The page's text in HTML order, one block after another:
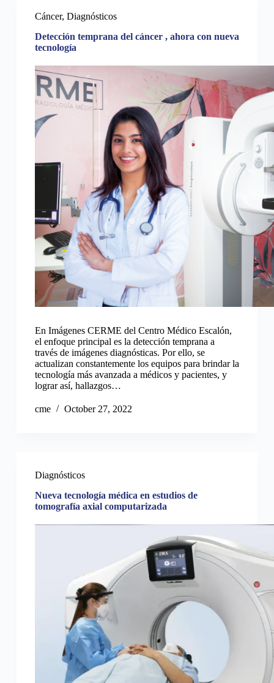
Cáncer, Diagnósticos
Detección temprana del cáncer , ahora con nueva
tecnología
En Imágenes CERME del Centro Médico Escalón,
el enfoque principal es la detección temprana a
través de imágenes diagnósticas. Por ello, se
actualizan constantemente los equipos para brindar la
tecnología más avanzada a médicos y pacientes, y
lograr así, hallazgos…
cme October 27, 2022
Diagnósticos
Nueva tecnología médica en estudios de
tomografía axial computarizada